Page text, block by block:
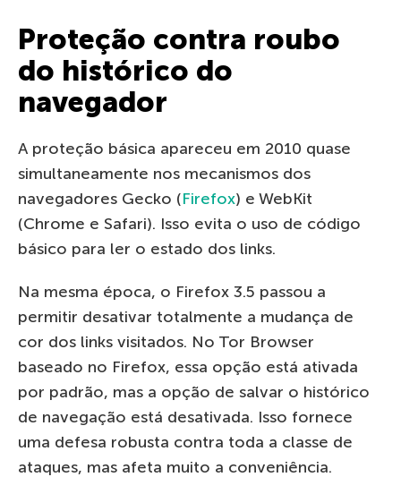
Proteção contra roubo
do histórico do
navegador
A proteção básica apareceu em 2010 quase
simultaneamente nos mecanismos dos
navegadores Gecko (Firefox) e WebKit
(Chrome e Safari). Isso evita o uso de código
básico para ler o estado dos links.
Na mesma época, o Firefox 3.5 passou a
permitir desativar totalmente a mudança de
cor dos links visitados. No Tor Browser
baseado no Firefox, essa opção está ativada
por padrão, mas a opção de salvar o histórico
de navegação está desativada. Isso fornece
uma defesa robusta contra toda a classe de
ataques, mas afeta muito a conveniência.